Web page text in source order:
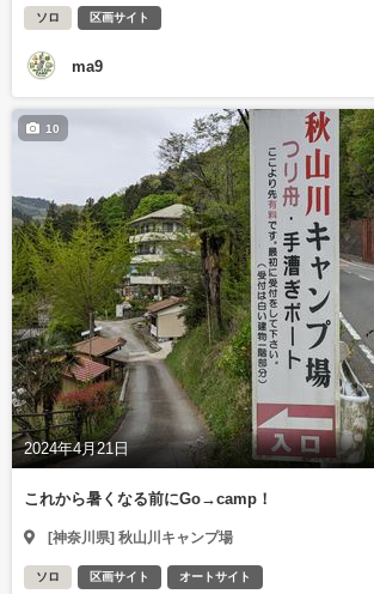
ソロ 区画サイト
ma9
2024年4月21日
10
これから暑くなる前にGo→camp！
[神奈川県] 秋山川キャンプ場
ソロ 区画サイト オートサイト